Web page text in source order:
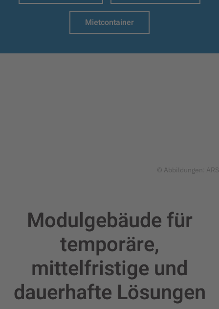
Mietcontainer
© Abbildungen: ARS
Modulgebäude für
temporäre,
mittelfristige und
dauerhafte Lösungen